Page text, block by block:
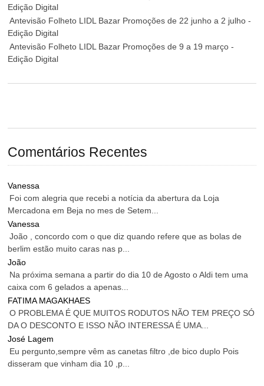
Edição Digital
Antevisão Folheto LIDL Bazar Promoções de 22 junho a 2 julho -
Edição Digital
Antevisão Folheto LIDL Bazar Promoções de 9 a 19 março -
Edição Digital
Comentários Recentes
Vanessa
Foi com alegria que recebi a notícia da abertura da Loja
Mercadona em Beja no mes de Setem...
Vanessa
João , concordo com o que diz quando refere que as bolas de
berlim estão muito caras nas p...
João
Na próxima semana a partir do dia 10 de Agosto o Aldi tem uma
caixa com 6 gelados a apenas...
FATIMA MAGAKHAES
O PROBLEMA É QUE MUITOS RODUTOS NÃO TEM PREÇO SÓ
DA O DESCONTO E ISSO NÃO INTERESSA É UMA...
José Lagem
Eu pergunto,sempre vêm as canetas filtro ,de bico duplo Pois
disseram que vinham dia 10 ,p...